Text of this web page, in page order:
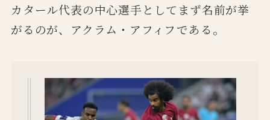
カタール代表の中心選手としてまず名前が挙
がるのが、アクラム・アフィフである。